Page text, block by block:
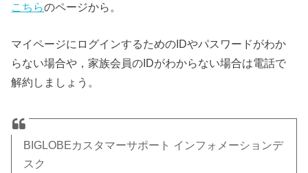
こちらのページから。
マイページにログインするためのIDやパスワードがわか
らない場合や，家族会員のIDがわからない場合は電話で
解約しましょう。
BIGLOBEカスタマーサポート インフォメーションデ
スク